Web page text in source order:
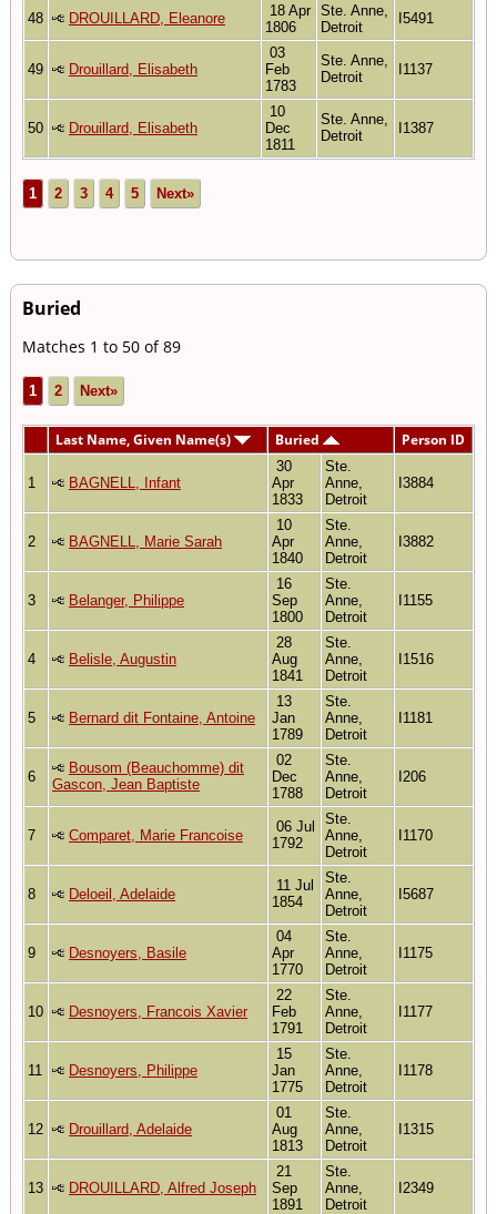
48 DROUILLARD, Eleanore
18 Apr
1806
Ste. Anne,
Detroit
I5491
49 Drouillard, Elisabeth
03
Feb
1783
Ste. Anne,
Detroit
I1137
50 Drouillard, Elisabeth
10
Dec
1811
Ste. Anne,
Detroit
I1387
1 2 3 4 5 Next»
Buried
Matches 1 to 50 of 89
1 2 Next»
Last Name, Given Name(s) Buried Person ID
1 BAGNELL, Infant
30
Apr
1833
Ste.
Anne,
Detroit
I3884
2 BAGNELL, Marie Sarah
10
Apr
1840
Ste.
Anne,
Detroit
I3882
3 Belanger, Philippe
16
Sep
1800
Ste.
Anne,
Detroit
I1155
4 Belisle, Augustin
28
Aug
1841
Ste.
Anne,
Detroit
I1516
5 Bernard dit Fontaine, Antoine
13
Jan
1789
Ste.
Anne,
Detroit
I1181
6
Bousom (Beauchomme) dit
Gascon, Jean Baptiste
02
Dec
1788
Ste.
Anne,
Detroit
I206
7 Comparet, Marie Francoise
06 Jul
1792
Ste.
Anne,
Detroit
I1170
8 Deloeil, Adelaide
11 Jul
1854
Ste.
Anne,
Detroit
I5687
9 Desnoyers, Basile
04
Apr
1770
Ste.
Anne,
Detroit
I1175
10 Desnoyers, Francois Xavier
22
Feb
1791
Ste.
Anne,
Detroit
I1177
11 Desnoyers, Philippe
15
Jan
1775
Ste.
Anne,
Detroit
I1178
12 Drouillard, Adelaide
01
Aug
1813
Ste.
Anne,
Detroit
I1315
13 DROUILLARD, Alfred Joseph
21
Sep
1891
Ste.
Anne,
Detroit
I2349